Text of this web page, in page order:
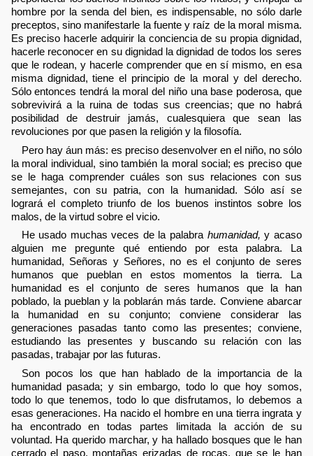
hombre por la senda del bien, es indispensable, no sólo darle
preceptos, sino manifestarle la fuente y raíz de la moral misma.
Es preciso hacerle adquirir la conciencia de su propia dignidad,
hacerle reconocer en su dignidad la dignidad de todos los seres
que le rodean, y hacerle comprender que en sí mismo, en esa
misma dignidad, tiene el principio de la moral y del derecho.
Sólo entonces tendrá la moral del niño una base poderosa, que
sobrevivirá a la ruina de todas sus creencias; que no habrá
posibilidad de destruir jamás, cualesquiera que sean las
revoluciones por que pasen la religión y la filosofía.
Pero hay áun más: es preciso desenvolver en el niño, no sólo
la moral individual, sino también la moral social; es preciso que
se le haga comprender cuáles son sus relaciones con sus
semejantes, con su patria, con la humanidad. Sólo así se
logrará el completo triunfo de los buenos instintos sobre los
malos, de la virtud sobre el vicio.
He usado muchas veces de la palabra humanidad, y acaso
alguien me pregunte qué entiendo por esta palabra. La
humanidad, Señoras y Señores, no es el conjunto de seres
humanos que pueblan en estos momentos la tierra. La
humanidad es el conjunto de seres humanos que la han
poblado, la pueblan y la poblarán más tarde. Conviene abarcar
la humanidad en su conjunto; conviene considerar las
generaciones pasadas tanto como las presentes; conviene,
estudiando las presentes y buscando su relación con las
pasadas, trabajar por las futuras.
Son pocos los que han hablado de la importancia de la
humanidad pasada; y sin embargo, todo lo que hoy somos,
todo lo que tenemos, todo lo que disfrutamos, lo debemos a
esas generaciones. Ha nacido el hombre en una tierra ingrata y
ha encontrado en todas partes limitada la acción de su
voluntad. Ha querido marchar, y ha hallado bosques que le han
cerrado el paso, montañas erizadas de rocas, que se le han